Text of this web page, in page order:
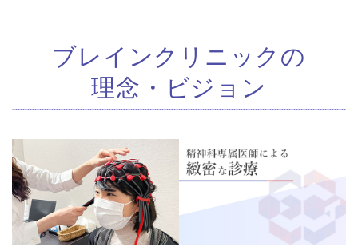
ブレインクリニックの
理念・ビジョン